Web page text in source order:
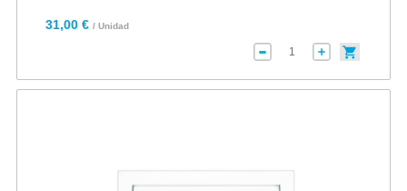
31,00 € / Unidad